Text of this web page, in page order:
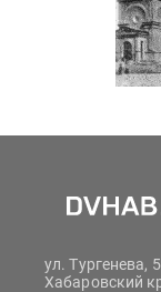
ул. Тургенева,
Хабаровский